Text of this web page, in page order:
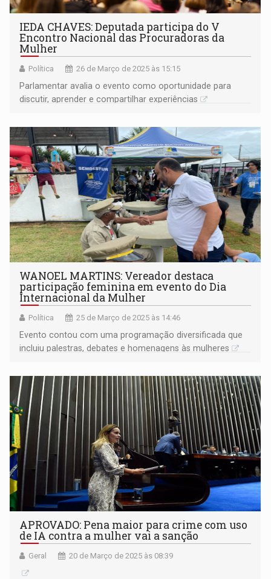
IEDA CHAVES: Deputada participa do V
Encontro Nacional das Procuradoras da
Mulher
Política 26 de Março de 2025 às 15:15
Parlamentar avalia o evento como oportunidade para
discutir, aprender e compartilhar experiências
WANOEL MARTINS: Vereador destaca
participação feminina em evento do Dia
Internacional da Mulher
Política 25 de Março de 2025 às 14:46
Evento contou com uma programação diversificada que
incluiu palestras, debates e homenagens às mulheres
APROVADO: Pena maior para crime com uso
de IA contra a mulher vai a sanção
Geral 20 de Março de 2025 às 08:39